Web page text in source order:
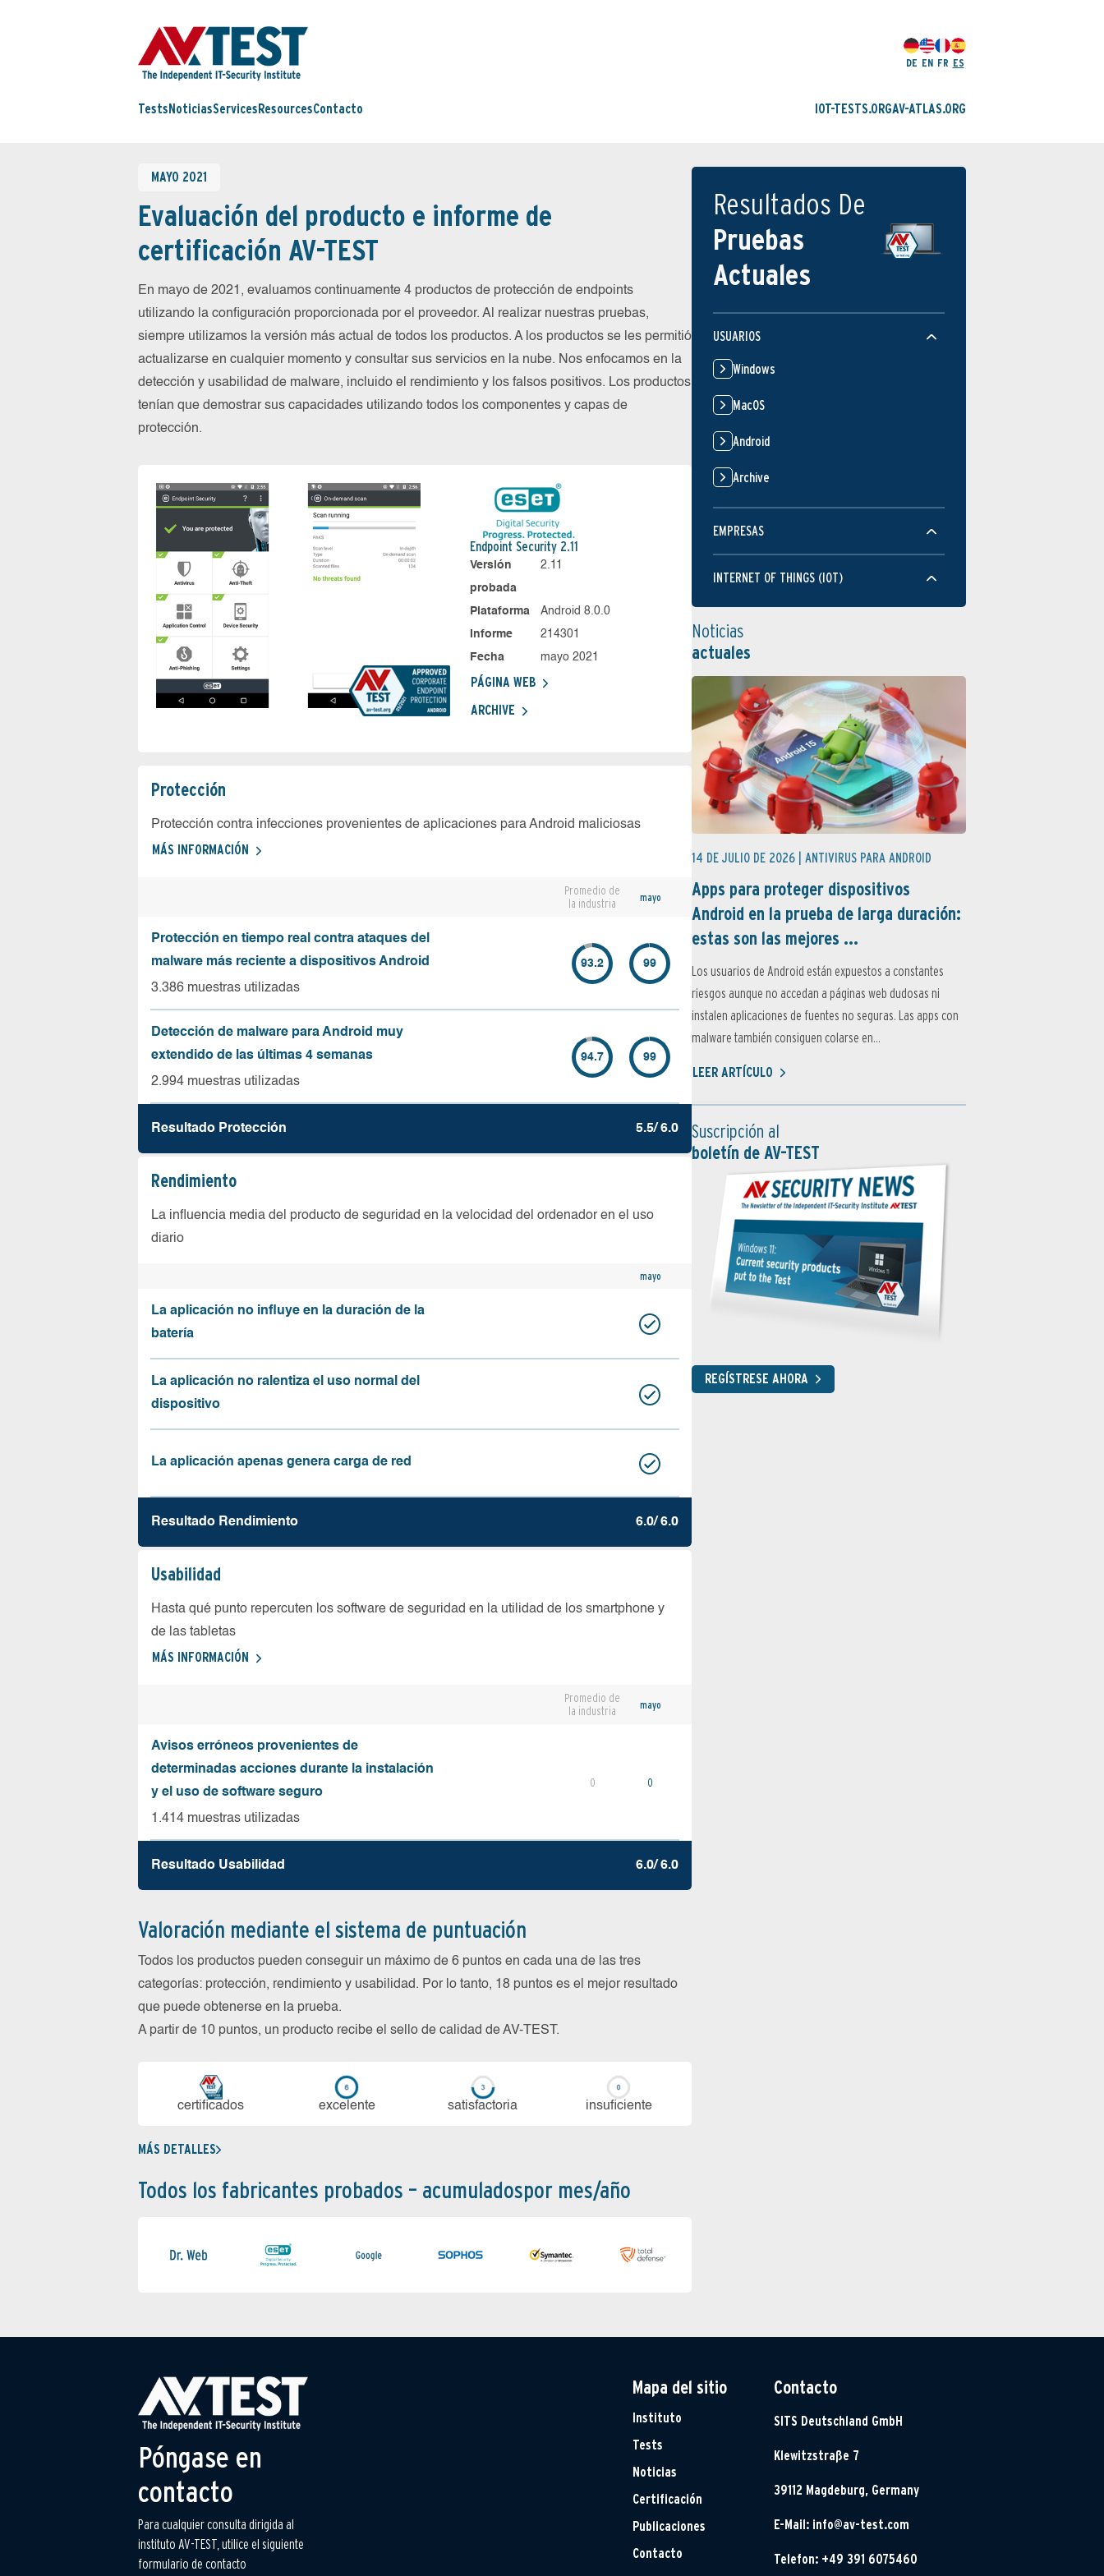
DE EN FR ES
Tests NoticiasServices ResourcesContacto IOT-TESTS.ORGAV-ATLAS.ORG
MAYO 2021
Evaluación del producto e informe de
certificación AV-TEST
En mayo de 2021, evaluamos continuamente 4 productos de protección de endpoints
utilizando la configuración proporcionada por el proveedor. Al realizar nuestras pruebas,
siempre utilizamos la versión más actual de todos los productos. A los productos se les permitió
actualizarse en cualquier momento y consultar sus servicios en la nube. Nos enfocamos en la
detección y usabilidad de malware, incluido el rendimiento y los falsos positivos. Los productos
tenían que demostrar sus capacidades utilizando todos los componentes y capas de
protección.
Endpoint Security 2.11
Versión
probada
2.11
Plataforma
Android 8.0.0
Informe
214301
Fecha
mayo 2021
PÁGINA WEB
ARCHIVE
Protección
Protección contra infecciones provenientes de aplicaciones para Android maliciosas
MÁS INFORMACIÓN
Promedio de
la industria
mayo
Protección en tiempo real contra ataques del
malware más reciente a dispositivos Android
3.386 muestras utilizadas
93.2 99
Detección de malware para Android muy
extendido de las últimas 4 semanas
2.994 muestras utilizadas
94.7 99
Resultado Protección 5.5/ 6.0
Rendimiento
La influencia media del producto de seguridad en la velocidad del ordenador en el uso
diario
mayo
La aplicación no influye en la duración de la
batería
La aplicación no ralentiza el uso normal del
dispositivo
La aplicación apenas genera carga de red
Resultado Rendimiento 6.0/ 6.0
Usabilidad
Hasta qué punto repercuten los software de seguridad en la utilidad de los smartphone y
de las tabletas
MÁS INFORMACIÓN
Promedio de
la industria
mayo
Avisos erróneos provenientes de
determinadas acciones durante la instalación
y el uso de software seguro
1.414 muestras utilizadas
0 0
Resultado Usabilidad 6.0/ 6.0
Valoración mediante el sistema de puntuación
Todos los productos pueden conseguir un máximo de 6 puntos en cada una de las tres
categorías: protección, rendimiento y usabilidad. Por lo tanto, 18 puntos es el mejor resultado
que puede obtenerse en la prueba.
A partir de 10 puntos, un producto recibe el sello de calidad de AV-TEST.
certi­ficados ex­ce­len­te sa­tis­fac­to­ria in­su­fi­cien­te
MÁS DETALLES
Todos los fabricantes probados – acumuladospor mes/año
Resultados De
Pruebas
Actuales
USUARIOS
Windows
MacOS
Android
Archive
EMPRESAS
INTERNET OF THINGS (IOT)
Noticias
actuales
14 DE JULIO DE 2026 | ANTIVIRUS PARA ANDROID
Apps para proteger dispositivos
Android en la prueba de larga duración:
estas son las mejores ...
Los usuarios de Android están expuestos a constantes
riesgos aunque no accedan a páginas web dudosas ni
instalen aplicaciones de fuentes no seguras. Las apps con
malware también consiguen colarse en...
LEER ARTÍCULO
Suscripción al
boletín de AV-TEST
REGÍSTRESE AHORA
Póngase en
contacto
Para cualquier consulta dirigida al
instituto AV-TEST, utilice el siguiente
formulario de contacto
Mapa del sitio
Instituto
Tests
Noticias
Certificación
Publicaciones
Contacto
Contacto
SITS Deutschland GmbH
Klewitzstraße 7
39112 Magdeburg, Germany
E-Mail: info@av-test.com
Telefon: +49 391 6075460